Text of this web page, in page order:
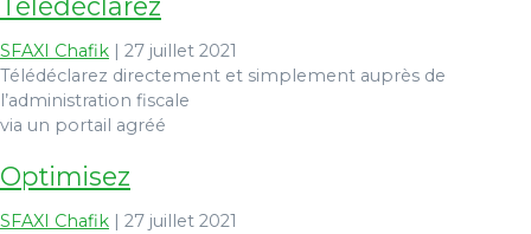
SFAXI Chafik
27 juillet 2021
Télédéclarez directement et simplement auprès de
l’administration fiscale
via un portail agréé
Optimisez
SFAXI Chafik
27 juillet 2021